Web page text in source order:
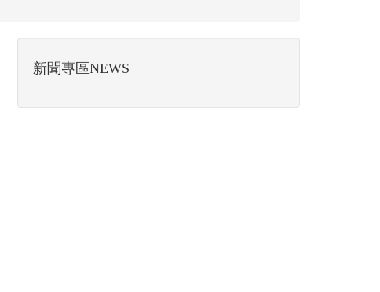
新聞專區NEWS